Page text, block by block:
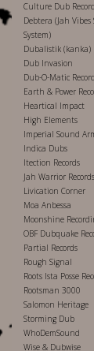
Culture Dub
Debtera (Jah Vibes
System)
Dubalistik (kanka)
Dub Invasion
Dub-O-Matic
Earth & Power
Heartical Impact
High Elements
Imperial Sound
Indica Dubs
Itection Records
Jah Warrior Records
Livication Corner
Moa Anbessa
Moonshine
OBF Dubquake
Partial Records
Rough Signal
Roots Ista Posse
Rootsman 3000
Salomon Heritage
Storming Dub
WhoDemSound
Wise & Dubwise